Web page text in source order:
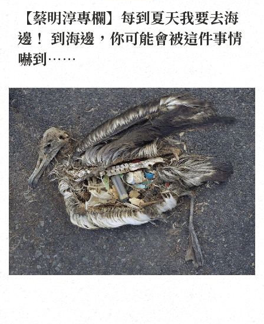
【蔡明淳專欄】每到夏天我要去海
邊！ 到海邊，你可能會被這件事情
嚇到……